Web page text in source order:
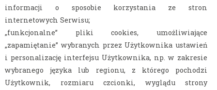
informacji o sposobie korzystania ze stron
internetowych Serwisu;
„funkcjonalne” pliki cookies, umożliwiające
„zapamiętanie” wybranych przez Użytkownika ustawień
i personalizację interfejsu Użytkownika, np. w zakresie
wybranego języka lub regionu, z którego pochodzi
Użytkownik, rozmiaru czcionki, wyglądu strony